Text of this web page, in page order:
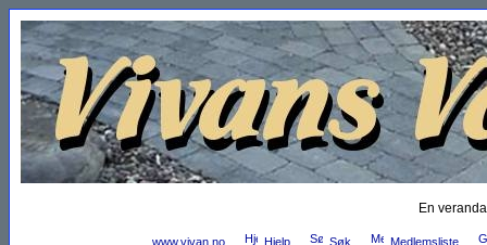
En
www.vivan.no Hjelp Søk Medlemsliste